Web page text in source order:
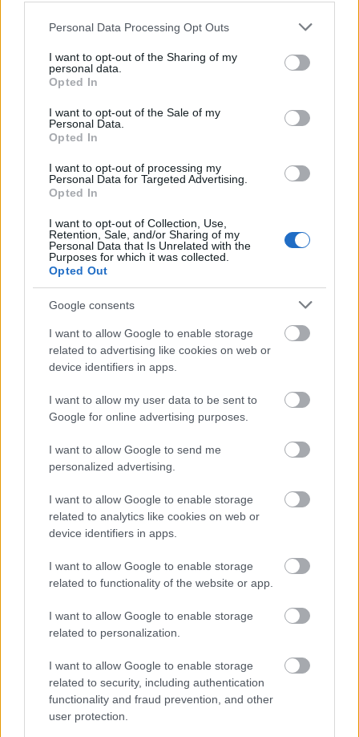
Please note that this website/app uses one or more Google
not limited to your visit or usage behaviour. You may click to
grant or deny consent to Google and its third-party tags to
use your data for below specified purposes in below Google
consent section.
Personal Data Processing Opt Outs
I want to opt-out of the Sharing of my
personal data.
Opted In
I want to opt-out of the Sale of my
Personal Data.
Opted In
I want to opt-out of processing my
Personal Data for Targeted Advertising.
Opted In
I want to opt-out of Collection, Use,
Retention, Sale, and/or Sharing of my
Personal Data that Is Unrelated with the
Purposes for which it was collected.
Opted Out
Google consents
I want to allow Google to enable storage
related to advertising like cookies on web or
device identifiers in apps.
I want to allow my user data to be sent to
Google for online advertising purposes.
I want to allow Google to send me
personalized advertising.
I want to allow Google to enable storage
related to analytics like cookies on web or
device identifiers in apps.
I want to allow Google to enable storage
related to functionality of the website or app.
I want to allow Google to enable storage
related to personalization.
I want to allow Google to enable storage
related to security, including authentication
functionality and fraud prevention, and other
user protection.
όχι για τον κόσμο που ήμασταν παλιά. Μπορούμε
να απαλύνουμε το πρόβλημα της δημογραφικής
συρρίκνωσης, αν δούμε την μεταναστευτική μας
πολιτική όχι μόνο σε ότι αφορά τον δραστικό
περιορισμό της παράνομης μετανάστευσης, αλλά
και σε ό,τι αφορά την αξιοποίηση της νόμιμης
σε ανθρώπινο δυναμικό. Στην Ευρώπη μιλάμε τα
τελευταία 20 χρόνια για μια πολιτική κατά της
παράνομης μετανάστευσης, αυτής που δεν
μπορούμε να ελέγξουμε, ενώ είναι καιρός να
σκεφτούμε σοβαρά τη νόμιμη μετανάστευση»
επεσήμανε.
«Σκεπτόμενοι ξανά έξω από τα συνηθισμένα,
χρειαζόμαστε μια ριζική συνταγματική αλλαγή
στην Ελλάδα για να μπορέσουμε να
διαχειριστούμε τη χρήση γης πιο αποτελεσματικά.
Σκεπτόμενοι επίσης έξω από τα συνηθισμένα.
τομέα. Υπάρχειπολύ χαμηλή παραγωγικότητα
στα δημόσια αγαθά στην Ελλάδα
μετρήσουμε την παραγωγικότητα του δημόσιου
τομέα και να πάρουμε δραστικά μέτρα για να την
αυξήσουμε, θέμα πολύ σημαντικό
μακροοικονομικά λόγω και του πολύ μεγάλου
μεγέθους που συνεχίζει να έχει ο τομέας αυτός
πράγματα που μπορούμε και πρέπει να κάνουμε,
αλλά πρέπει να σκεφτούμε διαφορετικά, επειδή ο
κόσμος εισέρχεται σε μια εποχή μεγάλης
αναστάτωσης και αυτή τη μεγάλη αναστάτωση
που αντιμετωπίζουμε δεν μπορούμε να την
επιλύσουμε με παλιές πολιτικές» δήλωσε.